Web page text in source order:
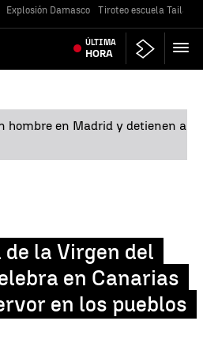
Explosión Damasco Tiroteo escuela
ÚLTIMA
HORA
hombre en Madrid y detienen a
la Virgen del
en Canarias
en los pueblos